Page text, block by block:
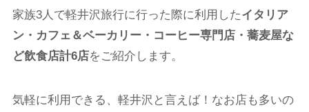
家族3人で軽井沢旅行に行った際に利用したイタリア
ン・カフェ＆ベーカリー・コーヒー専門店・蕎麦屋な
ど飲食店計6店をご紹介します。
気軽に利用できる、軽井沢と言えば！なお店も多いの